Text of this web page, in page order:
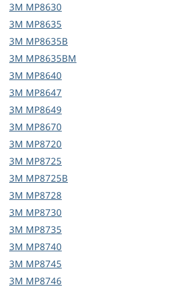
3M MP8630
3M MP8635
3M MP8635B
3M MP8635BM
3M MP8640
3M MP8647
3M MP8649
3M MP8670
3M MP8720
3M MP8725
3M MP8725B
3M MP8728
3M MP8730
3M MP8735
3M MP8740
3M MP8745
3M MP8746